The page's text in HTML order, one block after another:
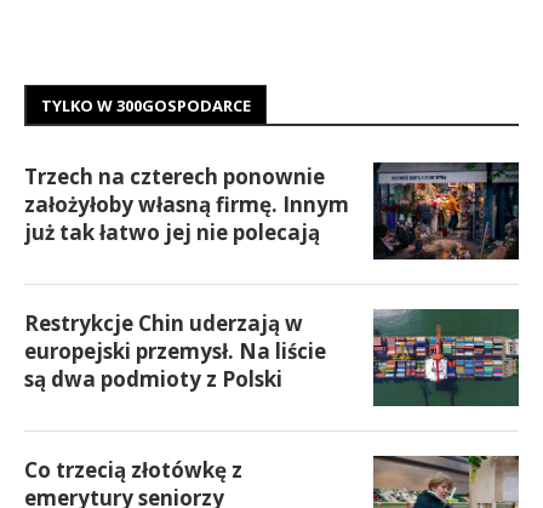
TYLKO W 300GOSPODARCE
Trzech na czterech ponownie
założyłoby własną firmę. Innym
już tak łatwo jej nie polecają
Restrykcje Chin uderzają w
europejski przemysł. Na liście
są dwa podmioty z Polski
Co trzecią złotówkę z
emerytury seniorzy